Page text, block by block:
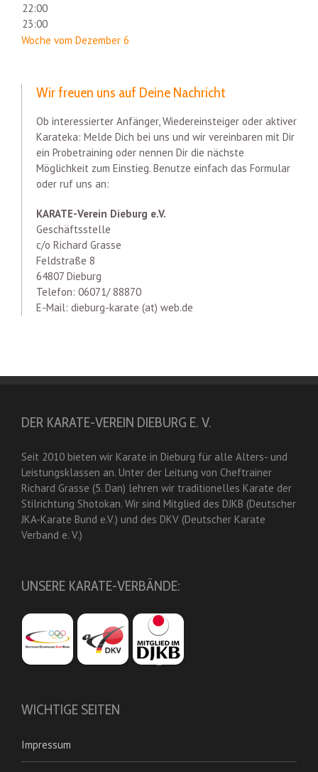
22:00
23:00
Woche vom Dezember 6
Wir freuen uns auf Deine Nachricht
Ob interessierter Anfänger, Wiedereinsteiger oder aktiver
Karateka: Melde Dich bei uns und wir vereinbaren mit Dir
ein Probetraining oder nennen Dir die nächste
Möglichkeit zum Einstieg. Benutze einfach das Formular
oder ruf uns an:
KARATE-Verein Dieburg e.V.
Geschäftsstelle
c/o Richard Grasse
Feldstraße 8
64807 Dieburg
Telefon: 06071/ 88870
E-Mail: dieburg-karate (at) web.de
DER KARATE-VEREIN DIEBURG E. V.
Seit 2010 bieten wir Karate in Dieburg für alle Alters- und
Leistungsklassen an. Unter der Leitung von Cheftrainer
Richard Grasse (5. Dan) lehren wir traditionelles Karate der
Stilrichtung Shotokan. Wir sind Mitglied des DJKB (Deutscher
JKA-Karate Bund e.V.) und des DKV (Deutscher Karate
Verband e. V.)
UNSERE KARATE-VERBÄNDE:
WICHTIGE SEITEN
Impressum